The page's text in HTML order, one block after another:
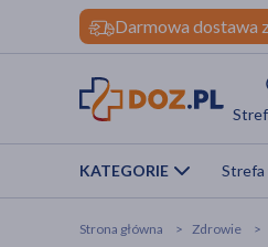
Darmowa dostawa
KATEGORIE Strefa
Strona główna Zdrowie